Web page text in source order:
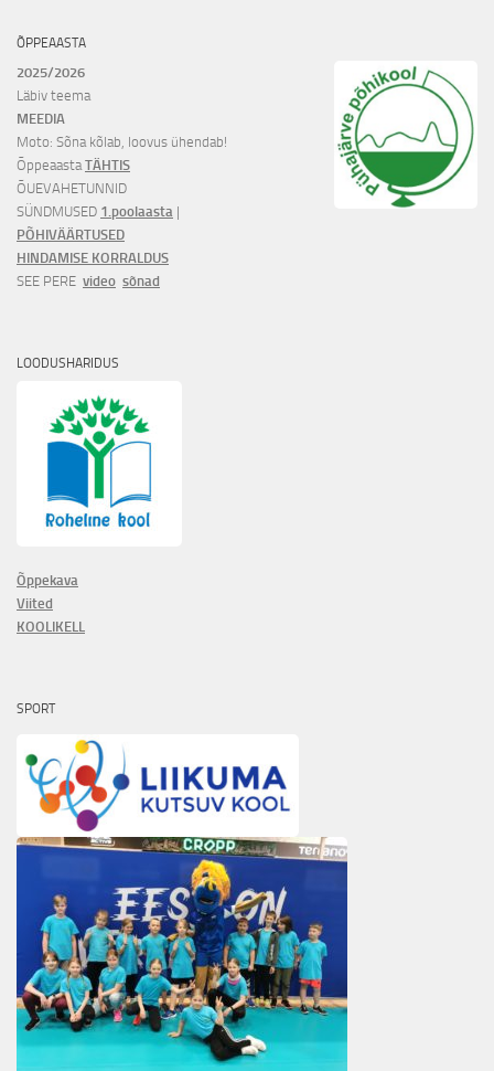
ÕPPEAASTA
2025/2026
Läbiv teema
MEEDIA
Moto: Sõna kõlab, loovus ühendab!
ÕppeaastaTÄHTIS
ÕUEVAHETUNNID
SÜNDMUSED 1.poolaasta |
PÕHIVÄÄRTUSED
HINDAMISE KORRALDUS
SEE PERE video sõnad
LOODUSHARIDUS
Õppekava
Viited
KOOLIKELL
SPORT